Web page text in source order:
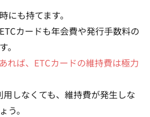
にも持てます。
カードも年会費や発行手数料の
。
れば、ETCカードの維持費は極力
しなくても、維持費が発生しな
う。